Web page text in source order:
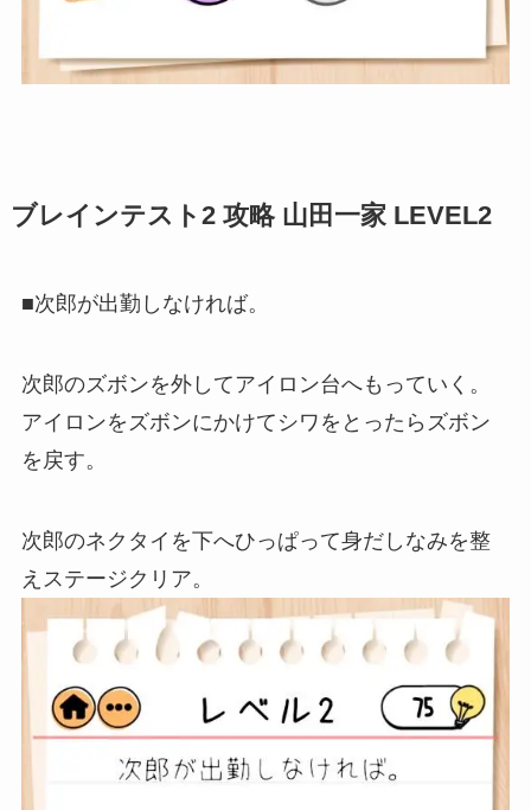
ブレインテスト2 攻略 山田一家 LEVEL2
■次郎が出勤しなければ。
次郎のズボンを外してアイロン台へもっていく。
アイロンをズボンにかけてシワをとったらズボン
を戻す。
次郎のネクタイを下へひっぱって身だしなみを整
えステージクリア。